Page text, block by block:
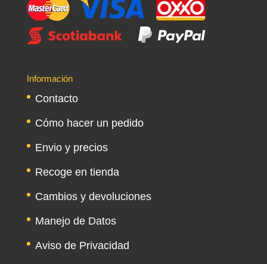
Información
Contacto
Cómo hacer un pedido
Envio y precios
Recoge en tienda
Cambios y devoluciones
Manejo de Datos
Aviso de Privacidad